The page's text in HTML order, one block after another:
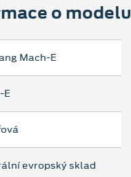
o modelu
Mach‑E
E
evropský sklad